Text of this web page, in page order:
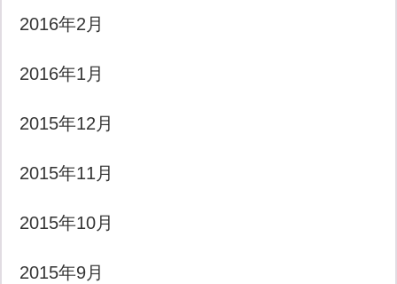
2016年2月
2016年1月
2015年12月
2015年11月
2015年10月
2015年9月